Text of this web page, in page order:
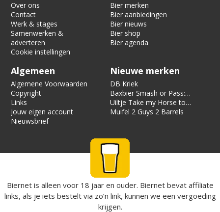
Over ons
Contact
Werk & stages
Samenwerken &
adverteren
Cookie instellingen
Bier merken
Bier aanbiedingen
Bier nieuws
Bier shop
Bier agenda
Algemeen
Algemene Voorwaarden
Copyright
Links
Jouw eigen account
Nieuwsbrief
Nieuwe merken
DB Kriek
Baxbier Smash or Pass:
Strata
Uiltje Take my Horse to
the Hotel Room
Muifel 2 Guys 2 Barrels
Biernet is alleen voor 18 jaar en ouder. Biernet bevat affiliate
links, als je iets bestelt via zo’n link, kunnen we een vergoeding
krijgen.